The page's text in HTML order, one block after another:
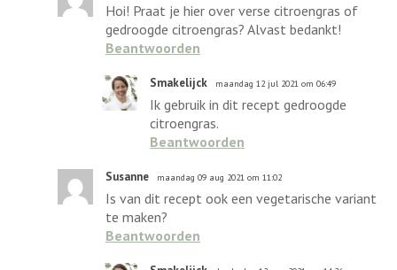
Hoi! Praat je hier over verse citroengras of
gedroogde citroengras? Alvast bedankt!
Beantwoorden
Smakelijck maandag 12 jul 2021 om 06:49
Ik gebruik in dit recept gedroogde
citroengras.
Beantwoorden
Susanne maandag 09 aug 2021 om 11:02
Is van dit recept ook een vegetarische variant
te maken?
Beantwoorden